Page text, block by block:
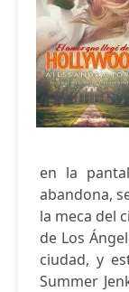
en la
abandona,
la meca del
de Los
ciudad, y
Summer